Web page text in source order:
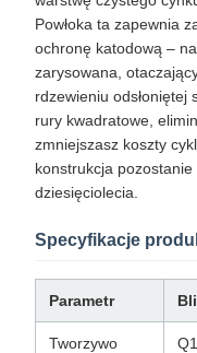
Powłoka ta zapewnia
ochronę katodową –
zarysowana,
rdzewieniu
rury kwadratowe,
zmniejszasz koszty
konstrukcja
dziesięciolecia.
Specyfikacje
Parametr
Tworzywo